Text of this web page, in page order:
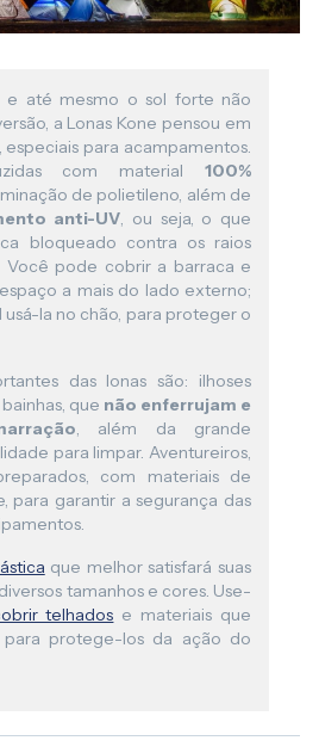
e até mesmo o sol forte não
a Lonas Kone pensou em
especiais para acampamentos.
com material 100%
de polietileno, além de
anti-UV, ou seja, o que
bloqueado contra os raios
Você pode cobrir a barraca e
a mais do lado externo;
la no chão, para proteger o
das lonas são: ilhoses
que não enferrujam e
, além da grande
para limpar. Aventureiros,
com materiais de
para garantir a segurança das
que melhor satisfará suas
tamanhos e cores. Use-
telhados e materiais que
protege-los da ação do